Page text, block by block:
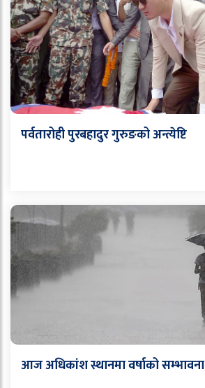
पर्वतारोही पुरबहादुर गुरुङको अन्त्येष्टि
आज अधिकांश स्थानमा वर्षाको सम्भावना